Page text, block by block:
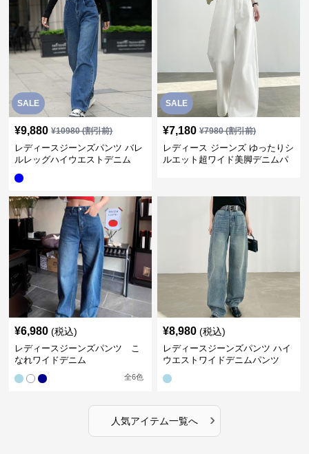
SALE
¥9,880 ¥10980(割引前)
レディースジーンズパンツ バレ
ルレッグハイウエストデニム
SALE
¥7,180 ¥7980(割引前)
レディース ジーンズ ゆったりシ
ルエット超ワイド美脚デニムパ
¥6,980 (税込)
レディースジーンズパンツ こ
なれワイドデニム
全6色
¥8,980 (税込)
レディースジーンズパンツ ハイ
ウエストワイドデニムパンツ
人気アイテム一覧へ ›